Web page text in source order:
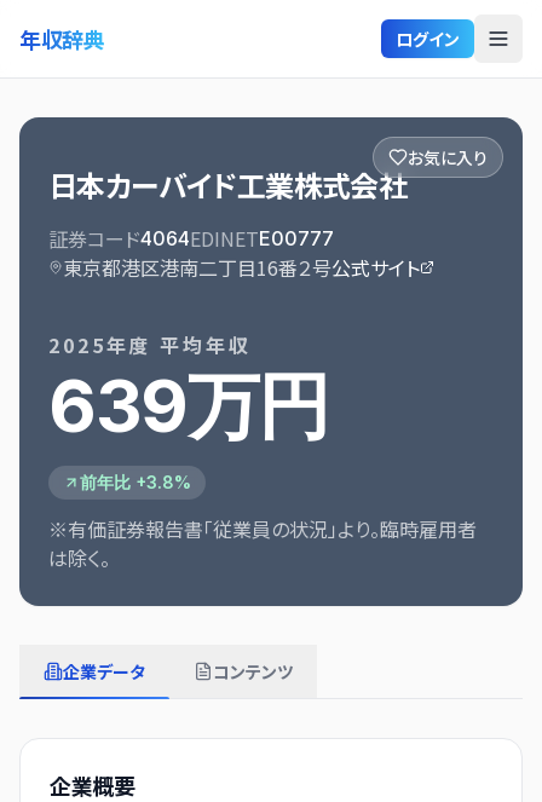
年収辞典 ログイン
お気に入り
日本カーバイド工業株式会社
証券コード4064EDINETE00777
東京都港区港南二丁目16番２号公式サイト
2025年度 平均年収
639万円
前年比 +3.8%
※有価証券報告書「従業員の状況」より。臨時雇用者
は除く。
企業データ コンテンツ
企業概要